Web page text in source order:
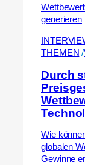
THEMEN /
Durch
Wie
globalen
Gewinne